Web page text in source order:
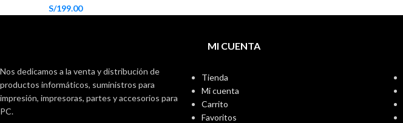
S/199.00
Nos dedicamos a la venta y distribución de
productos informáticos, suministros para
impresión, impresoras, partes y accesorios para
PC.
MI CUENTA
Tienda
Mi cuenta
Carrito
Favoritos